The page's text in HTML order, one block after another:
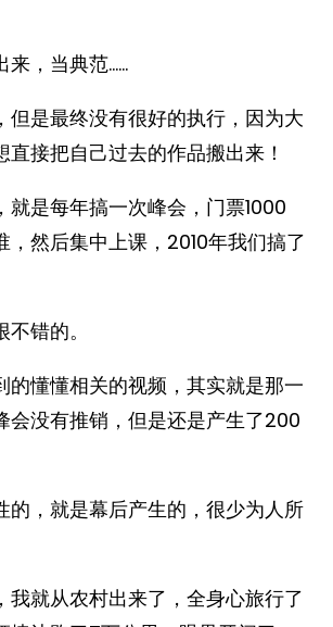
来，当典范……
但是最终没有很好的执行，因为大
直接把自己过去的作品搬出来！
就是每年搞一次峰会，门票1000
，然后集中上课，2010年我们搞了
错的。
的懂懂相关的视频，其实就是那一
会没有推销，但是还是产生了200
的，就是幕后产生的，很少为人所
我就从农村出来了，全身心旅行了